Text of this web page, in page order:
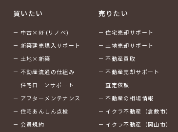
買いたい
中古×RF(リノベ)
新築建売購入サポート
土地×新築
不動産流通の仕組み
住宅ローンサポート
アフターメンテナンス
住宅あんしん点検
会員規約
売りたい
住宅売却サポート
土地売却サポート
不動産買取
不動産売却サポート
査定依頼
不動産の相場情報
イクラ不動産（倉敷市）
イクラ不動産（岡山市）